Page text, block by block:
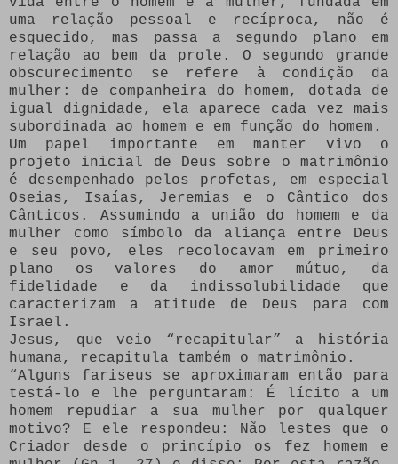
uma relação pessoal e recíproca, não é
esquecido, mas passa a segundo plano em
relação ao bem da prole. O segundo grande
obscurecimento se refere à condição da
mulher: de companheira do homem, dotada de
igual dignidade, ela aparece cada vez mais
subordinada ao homem e em função do homem.
Um papel importante em manter vivo o
projeto inicial de Deus sobre o matrimônio
é desempenhado pelos profetas, em especial
Oseias, Isaías, Jeremias e o Cântico dos
Cânticos. Assumindo a união do homem e da
mulher como símbolo da aliança entre Deus
e seu povo, eles recolocavam em primeiro
plano os valores do amor mútuo, da
fidelidade e da indissolubilidade que
caracterizam a atitude de Deus para com
Israel.
Jesus, que veio “recapitular” a história
humana, recapitula também o matrimônio.
“Alguns fariseus se aproximaram então para
testá-lo e lhe perguntaram: É lícito a um
homem repudiar a sua mulher por qualquer
motivo? E ele respondeu: Não lestes que o
Criador desde o princípio os fez homem e